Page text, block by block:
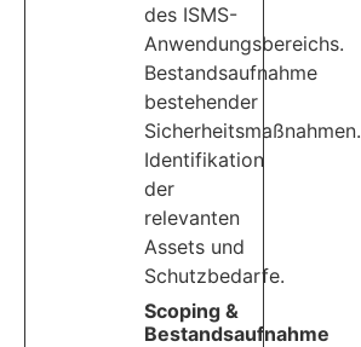
des ISMS-
Anwendungsbereichs.
Bestandsaufnahme
bestehender
Sicherheitsmaßnahmen.
Identifikation
der
relevanten
Assets und
Schutzbedarfe.
Scoping &
Bestandsaufnahme